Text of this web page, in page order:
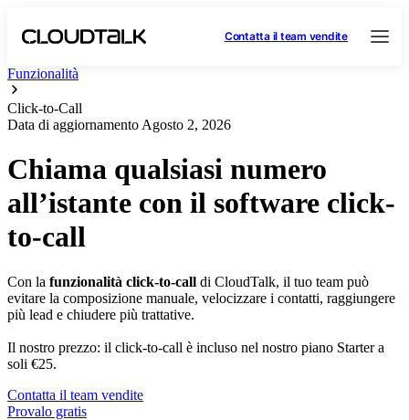
Contatta il team vendite
Funzionalità
Click-to-Call
Data di aggiornamento Agosto 2, 2026
Chiama qualsiasi numero
all’istante con il software click-
to-call
Con la funzionalità click-to-call di CloudTalk, il tuo team può
evitare la composizione manuale, velocizzare i contatti, raggiungere
più lead e chiudere più trattative.
Il nostro prezzo: il click-to-call è incluso nel nostro piano Starter a
soli €25.
Contatta il team vendite
Provalo gratis